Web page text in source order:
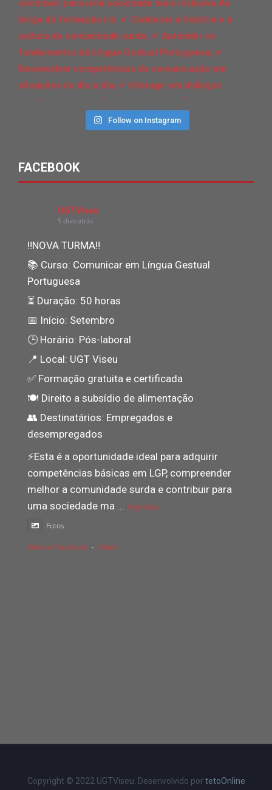
Follow on Instagram
FACEBOOK
UGTViseu
5 dias atrás
‼NOVA TURMA‼
📚 Curso: Comunicar em Língua Gestual
Portuguesa
⏳ Duração: 50 horas
📅 Início: Setembro
🕒 Horário: Pós-laboral
📍 Local: UGT Viseu
✅ Formação gratuita e certificada
🍽️ Direito a subsídio de alimentação
👥 Destinatários: Empregados e
desempregados
⚡️Esta é a oportunidade ideal para adquirir
competências básicas em LGP, compreender
melhor a comunidade surda e contribuir para
uma sociedade ma ... Veja mais
Fotos
View on Facebook · Share
Copyright © 2022 UGTViseu. Desenvolvido por tetoOnline